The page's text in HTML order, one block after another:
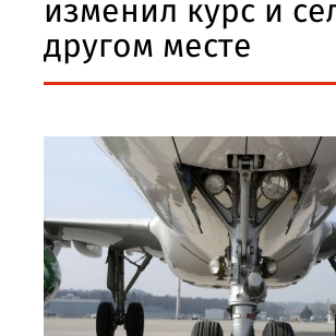
изменил курс и
другом месте